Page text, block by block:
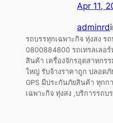
Apr 11,
adminrd
รถบรรทุกเฉพาะกิจ ทุ่งสง ร
0800884800 รถเทรลเลอ
สินค้า เครื่องจักรอุตสาหกร
ใหญ่ รับจ้างราคาถูก ปลอด
GPS มีประกันภัยสินค้า ทุกก
เฉพาะกิจ ทุ่งสง ,บริการรถบ